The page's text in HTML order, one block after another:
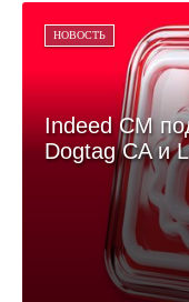
НОВОСТЬ
Indeed CM
Dogtag CA и